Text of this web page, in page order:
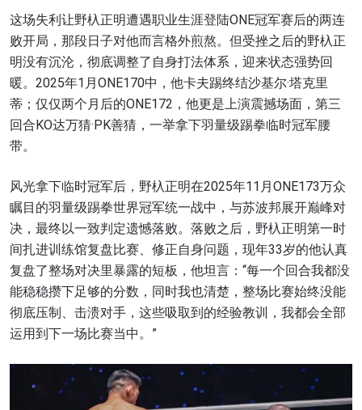
这场失利让野杁正明遭遇职业生涯登陆ONE冠军赛后的两连
败开局，那段日子对他而言格外煎熬。但受挫之后的野杁正
明没有沉沦，彻底调整了自身打法体系，迎来状态强势回
暖。2025年1月ONE170中，他卡夫踢终结沙基尔·塔克里
蒂；仅仅两个月后的ONE172，他更是上演震撼场面，第三
回合KO达万猜·PK善猜，一举拿下羽量级踢拳临时冠军腰
带。
风光拿下临时冠军后，野杁正明在2025年11月ONE173万众
瞩目的羽量级踢拳世界冠军统一战中，与苏波邦展开巅峰对
决，最终以一致判定遗憾落败。落败之后，野杁正明第一时
间扎进训练馆复盘比赛、修正自身问题，现年33岁的他认真
复盘了整场对决里暴露的短板，他坦言：“每一个回合我都没
能稳稳攒下足够的分数，同时我也清楚，整场比赛始终没能
彻底压制、击溃对手，这些吸取到的经验教训，我都会全部
运用到下一场比赛当中。”